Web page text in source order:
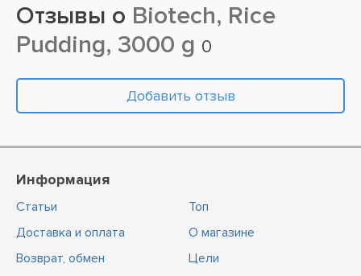
Отзывы о Biotech, Rice
Pudding, 3000 g 0
Добавить отзыв
Информация
Статьи
Доставка и оплата
Возврат, обмен
Топ
О магазине
Цели